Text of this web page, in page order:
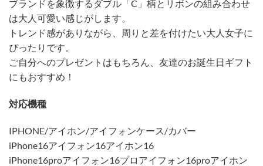
ブランドを象徴するダブル「C」柄とリボンの組み合わせ
は大人可愛い感じがします。
トレンド感がありながら、周りと差を付けたい大人女子に
ぴったりです。
ご自分へのプレゼントはもちろん、友達のお誕生日ギフト
にもおすすめ！
対応機種
IPHONE/アイホン/アイフォンケース/カバー
iPhone16アイフォン16アイホン16
iPhone16proアイフォン16プロアイフォン16proアイホン